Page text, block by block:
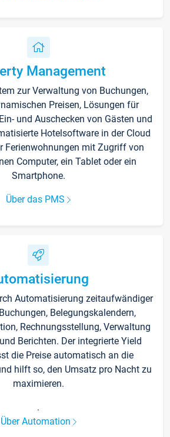
Management
zur Verwaltung von Buchungen,
Preisen, Lösungen für
und Auschecken von Gästen und
Hotelsoftware in der Cloud
Ferienwohnungen mit Zugriff von
Computer, ein Tablet oder ein
Smartphone.
Über das PMS
Automatisierung zeitaufwändiger
Belegungskalendern,
Rechnungsstellung, Verwaltung
Berichten. Der integrierte Yield
die Preise automatisch an die
hilft so, den Umsatz pro Nacht zu
maximieren.
.
Über Automation